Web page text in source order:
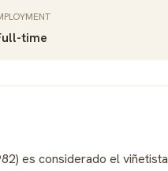
time
es considerado el